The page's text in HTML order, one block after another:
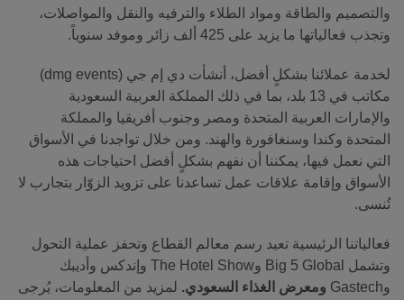
والتصميم والطاقة ومواد الطلاء والترفيه والنقل والمواصلات،
وتجذب فعالياتها ما يزيد على 425 ألف زائر وموفد سنوياً.
لخدمة عملائنا بشكلٍ أفضل، أنشأت دي إم جي (dmg events)
مكاتب في 13 بلد، بما في ذلك المملكة العربية السعودية
والإمارات العربية المتحدة ومصر وجنوب أفريقيا والمملكة
المتحدة وكندا وسنغافورة والهند. ومن خلال تواجدنا في الأسواق
التي نعمل فيها، يمكننا أن نفهم بشكلٍ أفضل احتياجات هذه
الأسواق وإقامة علاقات عمل تساعدنا على تزويد الزوّار بتجارب لا
تُنسى.
فعالياتنا الرئيسية تعيد رسم معالم القطاع وتحفز عملية التحول
وتشمل Big 5 Global وThe Hotel Show وإندكس وأديبك
وGastech
ومعرض الغذاء السعودي. لمزيد من المعلومات، يُرجى